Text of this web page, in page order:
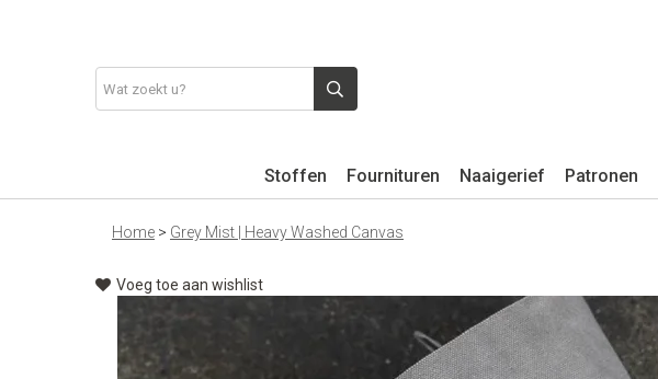
Stoffen Fournituren Naaigerief Patronen
Home > Grey Mist | Heavy Washed Canvas
Voeg toe aan wishlist